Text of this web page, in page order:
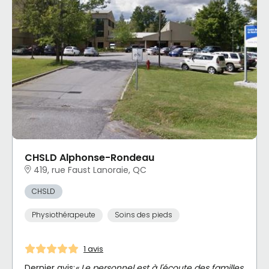
CHSLD Alphonse-Rondeau
419, rue Faust Lanoraie, QC
CHSLD
Physiothérapeute Soins des pieds
1 avis